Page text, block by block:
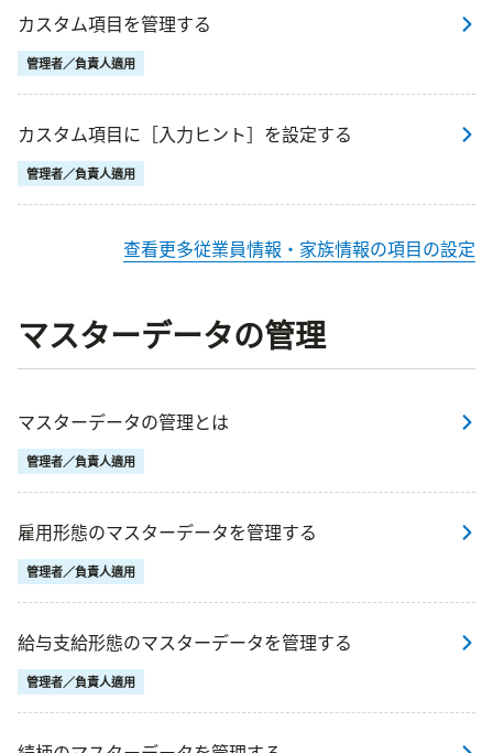
カスタム項目を管理する
管理者／負責人適用
カスタム項目に［入力ヒント］を設定する
管理者／負責人適用
查看更多従業員情報・家族情報の項目の設定
マスターデータの管理
マスターデータの管理とは
管理者／負責人適用
雇用形態のマスターデータを管理する
管理者／負責人適用
給与支給形態のマスターデータを管理する
管理者／負責人適用